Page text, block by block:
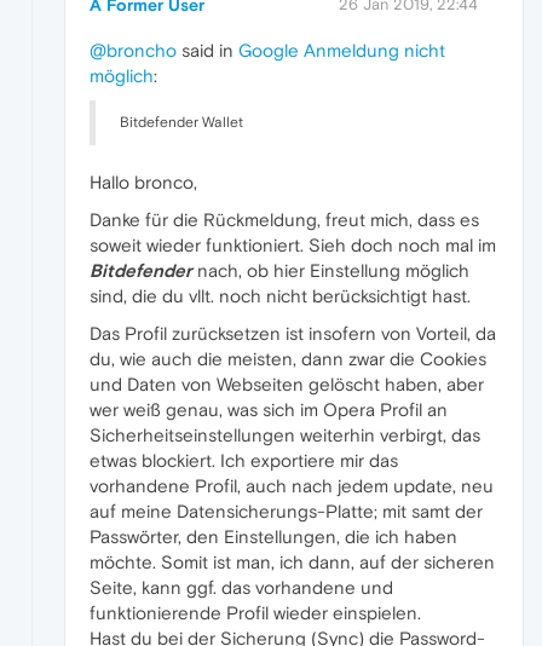
A Former User 26 Jan 2019, 22:44
@broncho said in Google Anmeldung nicht
möglich:
Bitdefender Wallet
Hallo bronco,
Danke für die Rückmeldung, freut mich, dass es
soweit wieder funktioniert. Sieh doch noch mal im
Bitdefendernach, ob hier Einstellung möglich
sind, die du vllt. noch nicht berücksichtigt hast.
Das Profil zurücksetzen ist insofern von Vorteil, da
du, wie auch die meisten, dann zwar die Cookies
und Daten von Webseiten gelöscht haben, aber
wer weiß genau, was sich im Opera Profil an
Sicherheitseinstellungen weiterhin verbirgt, das
etwas blockiert. Ich exportiere mir das
vorhandene Profil, auch nach jedem update, neu
auf meine Datensicherungs-Platte; mit samt der
Passwörter, den Einstellungen, die ich haben
möchte. Somit ist man, ich dann, auf der sicheren
Seite, kann ggf. das vorhandene und
funktionierende Profil wieder einspielen.
Hast du bei der Sicherung (Sync) die Password-